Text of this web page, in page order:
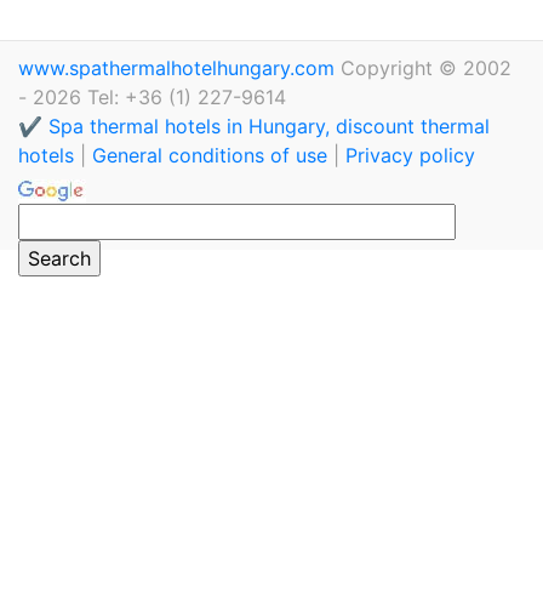
www.spathermalhotelhungary.com Copyright © 2002
- 2026 Tel: +36 (1) 227-9614
✔️ Spa thermal hotels in Hungary, discount thermal
hotels
General conditions of use Privacy policy